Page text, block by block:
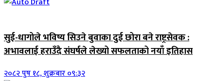
सुई-धागोले भविष्य सिउने बुवाका दुई छोरा बने राष्ट्रसेवक :
अभावलाई हराउँदै संघर्षले लेख्यो सफलताको नयाँ इतिहास
२०८२ पुष १८, शुक्रबार ०९:३२